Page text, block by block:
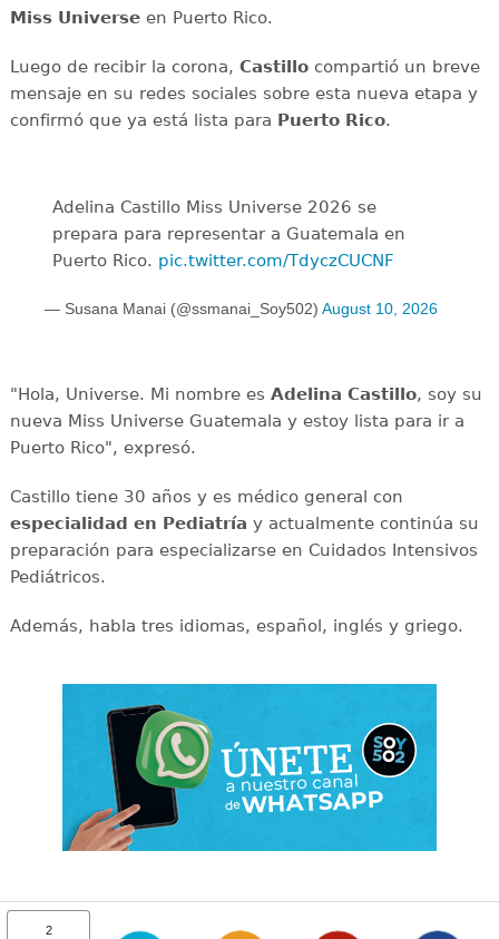
Miss Universeen Puerto Rico.
Luego de recibir la corona, Castillocompartió un breve
mensaje en su redes sociales sobre esta nueva etapa y
confirmó que ya está lista para Puerto Rico.
Adelina Castillo Miss Universe 2026 se
prepara para representar a Guatemala en
Puerto Rico. pic.twitter.com/TdyczCUCNF
— Susana Manai (@ssmanai_Soy502) August 10, 2026
"Hola, Universe. Mi nombre es Adelina Castillo, soy su
nueva Miss Universe Guatemala y estoy lista para ir a
Puerto Rico", expresó.
Castillo tiene 30 años y es médico general con
especialidad en Pediatría y actualmente continúa su
preparación para especializarse en Cuidados Intensivos
Pediátricos.
Además, habla tres idiomas, español, inglés y griego.
2